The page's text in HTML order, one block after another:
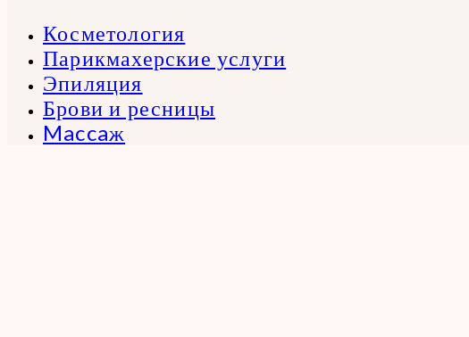
Косметология
Парикмахерские услуги
Эпиляция
Брови и ресницы
Maccaж